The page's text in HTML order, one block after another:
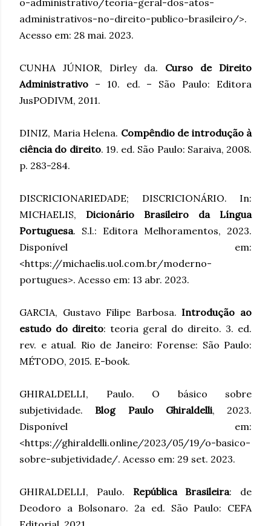
o-administrativo/teoria-geral-dos-atos-
administrativos-no-direito-publico-brasileiro/>.
Acesso em: 28 mai. 2023.
CUNHA JÚNIOR, Dirley da. Curso de Direito
Administrativo – 10. ed. – São Paulo: Editora
JusPODIVM, 2011.
DINIZ, Maria Helena. Compêndio de introdução à
ciência do direito. 19. ed. São Paulo: Saraiva, 2008.
p. 283-284.
DISCRICIONARIEDADE; DISCRICIONÁRIO. In:
MICHAELIS, Dicionário Brasileiro da Língua
Portuguesa. S.l.: Editora Melhoramentos, 2023.
Disponível em:
<https://michaelis.uol.com.br/moderno-
portugues>. Acesso em: 13 abr. 2023.
GARCIA, Gustavo Filipe Barbosa.Introdução ao
estudo do direito: teoria geral do direito. 3. ed.
rev. e atual. Rio de Janeiro: Forense: São Paulo:
MÉTODO, 2015. E-book.
GHIRALDELLI, Paulo. O básico sobre
subjetividade.Blog Paulo Ghiraldelli, 2023.
Disponível em:
<https://ghiraldelli.online/2023/05/19/o-basico-
sobre-subjetividade/. Acesso em: 29 set. 2023.
GHIRALDELLI, Paulo. República Brasileira: de
Deodoro a Bolsonaro. 2a ed. São Paulo: CEFA